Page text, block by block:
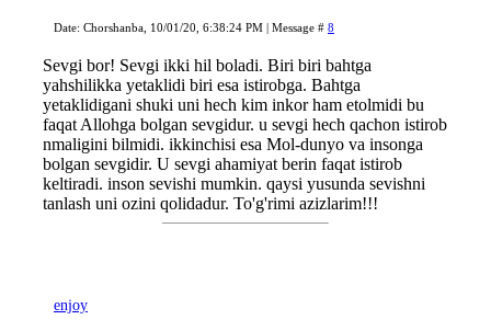
Date: Chorshanba, 10/01/20, 6:38:24 PM | Message # 8
Sevgi bor! Sevgi ikki hil boladi. Biri biri bahtga
yahshilikka yetaklidi biri esa istirobga. Bahtga
yetaklidigani shuki uni hech kim inkor ham etolmidi bu
faqat Allohga bolgan sevgidur. u sevgi hech qachon istirob
nmaligini bilmidi. ikkinchisi esa Mol-dunyo va insonga
bolgan sevgidir. U sevgi ahamiyat berin faqat istirob
keltiradi. inson sevishi mumkin. qaysi yusunda sevishni
tanlash uni ozini qolidadur. To'g'rimi azizlarim!!!
enjoy